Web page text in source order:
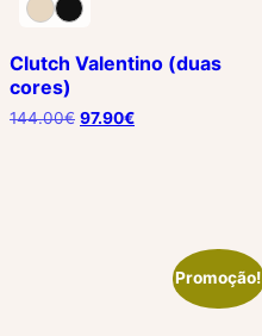
Clutch Valentino (duas
cores)
144.00€ 97.90€
Promoção!